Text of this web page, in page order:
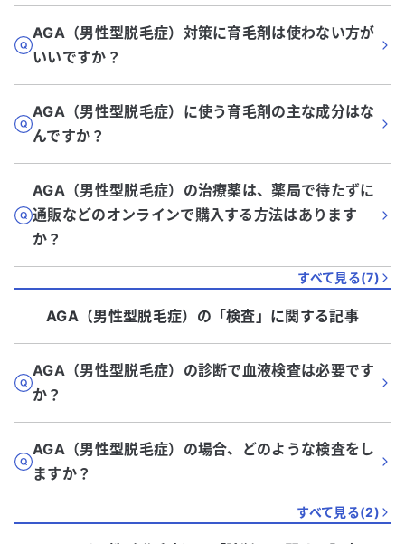
AGA（男性型脱毛症）対策に育毛剤は使わない方が
いいですか？
AGA（男性型脱毛症）に使う育毛剤の主な成分はな
んですか？
AGA（男性型脱毛症）の治療薬は、薬局で待たずに
通販などのオンラインで購入する方法はあります
か？
すべて見る(7)
AGA（男性型脱毛症） の「検査 」に関する記事
AGA（男性型脱毛症）の診断で血液検査は必要です
か？
AGA（男性型脱毛症）の場合、どのような検査をし
ますか？
すべて見る(2)